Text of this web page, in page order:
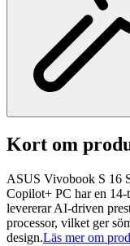
Kort om
ASUS Vivobook S 16
Copilot+ PC har en
levererar AI-driven
processor, vilket ger
design.Läs mer om